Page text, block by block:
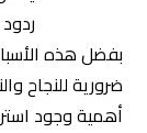
بفضل هذه
ضرورية للنجاح
أهمية وجود